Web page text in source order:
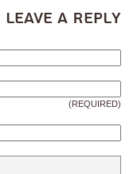
Leave a Reply
(REQUIRED)